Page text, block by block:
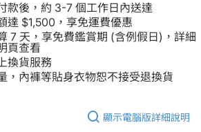
款後，約 3-7 個工作日內送達
達 $1,500，享免運費優惠
7 天，享免費鑑賞期 (含例假日)，詳細
頁查看
換貨服務
，內褲等貼身衣物恕不接受退換貨
顯示電腦版詳細說明